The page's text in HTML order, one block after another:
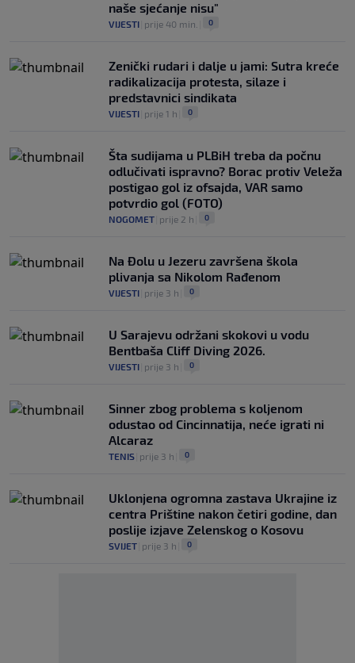
naše sjećanje nisu"
VIJESTI prije 40 min. 0
Zenički rudari i dalje u jami: Sutra kreće
radikalizacija protesta, silaze i
predstavnici sindikata
VIJESTI prije 1 h 0
Šta sudijama u PLBiH treba da počnu
odlučivati ispravno? Borac protiv Veleža
postigao gol iz ofsajda, VAR samo
potvrdio gol (FOTO)
NOGOMET prije 2 h 0
Na Đolu u Jezeru završena škola
plivanja sa Nikolom Rađenom
VIJESTI prije 3 h 0
U Sarajevu održani skokovi u vodu
Bentbaša Cliff Diving 2026.
VIJESTI prije 3 h 0
Sinner zbog problema s koljenom
odustao od Cincinnatija, neće igrati ni
Alcaraz
TENIS prije 3 h 0
Uklonjena ogromna zastava Ukrajine iz
centra Prištine nakon četiri godine, dan
poslije izjave Zelenskog o Kosovu
SVIJET prije 3 h 0